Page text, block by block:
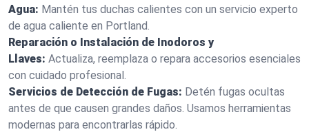
Agua: Mantén tus duchas calientes con un servicio experto
de agua caliente en Portland.
Reparación o Instalación de Inodoros y
Llaves: Actualiza, reemplaza o repara accesorios esenciales
con cuidado profesional.
Servicios de Detección de Fugas: Detén fugas ocultas
antes de que causen grandes daños. Usamos herramientas
modernas para encontrarlas rápido.